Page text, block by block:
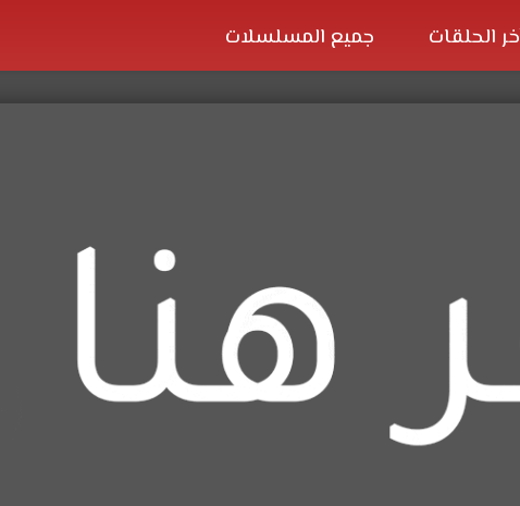
الحلقات جميع المسلسلات